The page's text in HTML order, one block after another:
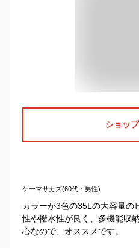
ショッ
ケーマサカズ(60代・男性)
カラーが3色の35Lの大容量の
性や撥水性が良く、多機能収
心なので、オススメです。